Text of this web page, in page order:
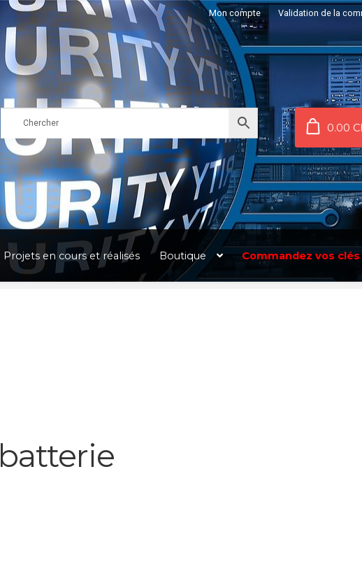
Mon compte Validation de la
0.00
Projets en cours et réalisés Boutique Commandez vos
batterie